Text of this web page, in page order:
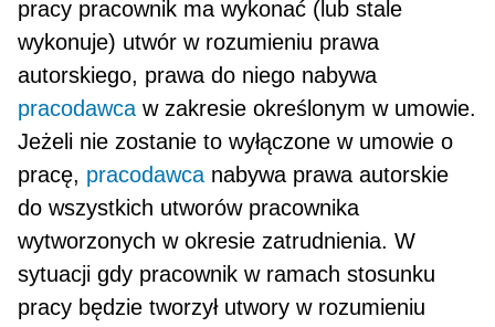
pracy pracow­nik ma wykonać (lub stale
wykonuje) utwór w rozu­mieniu prawa
autorskiego, prawa do niego naby­wa
pracodawca w zakresie określonym w umowie.
Jeżeli nie zostanie to wyłączone w umowie o
pracę, pracodawca nabywa prawa autorskie
do wszyst­kich utworów pracownika
wytworzonych w okresie zatrudnienia. W
sytuacji gdy pracownik w ramach stosunku
pracy będzie tworzył utwory w rozumieniu